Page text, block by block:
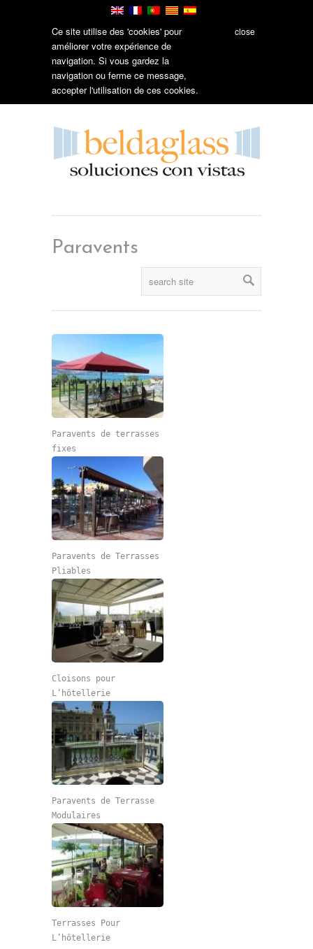
Ce site utilise des 'cookies' pour
améliorer votre expérience de
navigation. Si vous gardez la
navigation ou ferme ce message,
accepter l'utilisation de ces cookies.
close
Paravents
Paravents de terrasses
fixes
Paravents de Terrasses
Pliables
Cloisons pour
L’hôtellerie
Paravents de Terrasse
Modulaires
Terrasses Pour
L’hôtellerie